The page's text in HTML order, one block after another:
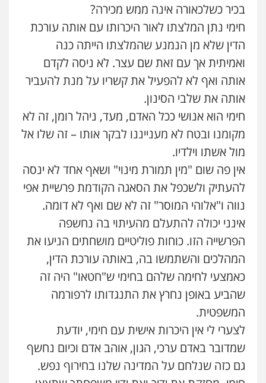
בכיר כשלכאורה אינה ממש מכירה?
חימי נתן המלצתו לאור היכרותו עם אותה עורכת
הדין שלא מן הנמנע שהמלצתו הייתה כנה
ואמיתית אך עם זאת שם עצר. לא ניסה לקדם
אותה ואף לא להפעיל את קשריו על מנת להעביר
אותה את שלבי הסינון.
חימי הוא אנושי ככל האדם, מעד, ניהל רומן, זה לא
מקומנו ובטח לא מענייננו לבקר אותו – זה שלו אל
מול אשתו וילדיו.
אין פה שום "מין תמורת מינוי" ושאף אחד לא ינסה
להעתיק ולשכפל את הסאגה הקודמת פרשיית אפי
נווה ו"אלוהי המוסר" זה לא שם ואף לא דומה.
אינני יכולה להתעלם מהעיתוי בה נחשפה
הפרשייה הזו. כוחות פוליטיים מושחתים הניעו את
המהלכים והשתמשו בה, באותה עורכת הדין,
כאמצעי לחימה שלהם בחימי ש"חטאו" היה זה
שהביע באופן נחרץ את התנגדותו לרפורמה
המשפטית.
לצערי לי אין היכרות אישית עם חימי, יודעת
שמדובר באדם ערכי, הגון, אוהב אדם וכיום נחשף
גם כזה שנלחם על המדינה שלנו בחירוף נפש.